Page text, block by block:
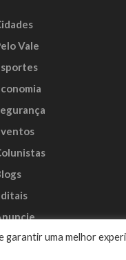
Vale
uma melhor